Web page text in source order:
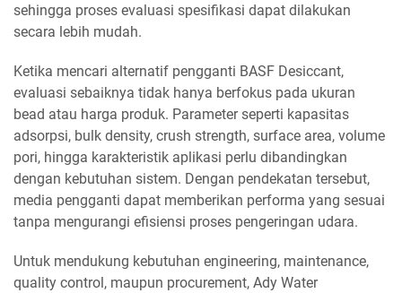
sehingga proses evaluasi spesifikasi dapat dilakukan
secara lebih mudah.
Ketika mencari alternatif pengganti BASF Desiccant,
evaluasi sebaiknya tidak hanya berfokus pada ukuran
bead atau harga produk. Parameter seperti kapasitas
adsorpsi, bulk density, crush strength, surface area, volume
pori, hingga karakteristik aplikasi perlu dibandingkan
dengan kebutuhan sistem. Dengan pendekatan tersebut,
media pengganti dapat memberikan performa yang sesuai
tanpa mengurangi efisiensi proses pengeringan udara.
Untuk mendukung kebutuhan engineering, maintenance,
quality control, maupun procurement, Ady Water